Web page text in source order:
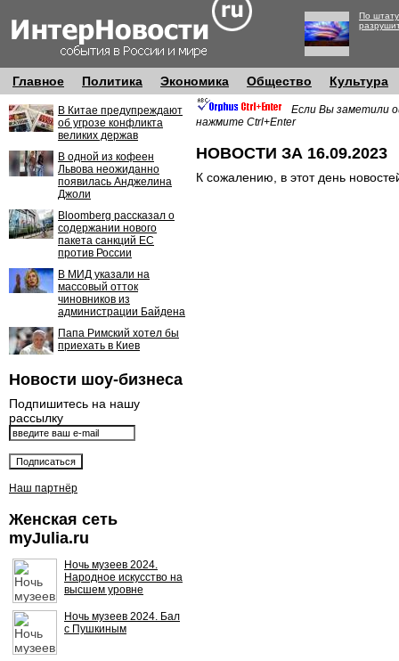
По
Главное Политика Экономика Общество Культура
В Китае предупреждают
об угрозе конфликта
великих держав
В одной из кофеен
Львова неожиданно
появилась Анджелина
Джоли
Bloomberg рассказал о
содержании нового
пакета санкций ЕС
против России
В МИД указали на
массовый отток
чиновников из
администрации Байдена
Папа Римский хотел бы
приехать в Киев
Новости шоу-бизнеса
Подпишитесь на нашу
рассылку
Наш партнёр
Женская сеть
myJulia.ru
Ночь музеев 2024.
Народное искусство на
высшем уровне
Ночь музеев 2024. Бал
с Пушкиным
Если Вы заметили
нажмите Ctrl+Enter
НОВОСТИ ЗА 16.09.2023
К сожалению, в этот день